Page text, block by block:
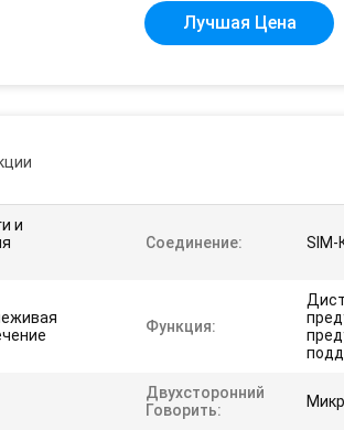
Лучшая Цена
и
Соединение: SIM-
Функция:
Двухсторонний
Говорить: